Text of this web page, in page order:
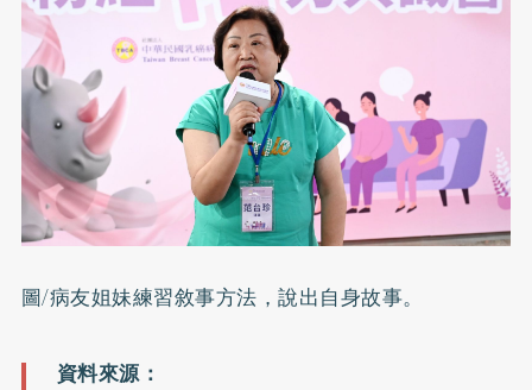
圖/病友姐妹練習敘事方法，說出自身故事。